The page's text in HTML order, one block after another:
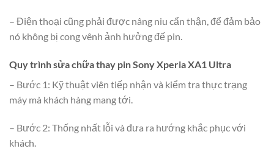
– Điện thoại cũng phải được nâng niu cẩn thận, để đảm bảo
nó không bị cong vênh ảnh hưởng đế pin.
Quy trình sửa chữa thay pin Sony Xperia XA1 Ultra
– Bước 1: Kỹ thuật viên tiếp nhận và kiểm tra thực trạng
máy mà khách hàng mang tới.
– Bước 2: Thống nhất lỗi và đưa ra hướng khắc phục với
khách.